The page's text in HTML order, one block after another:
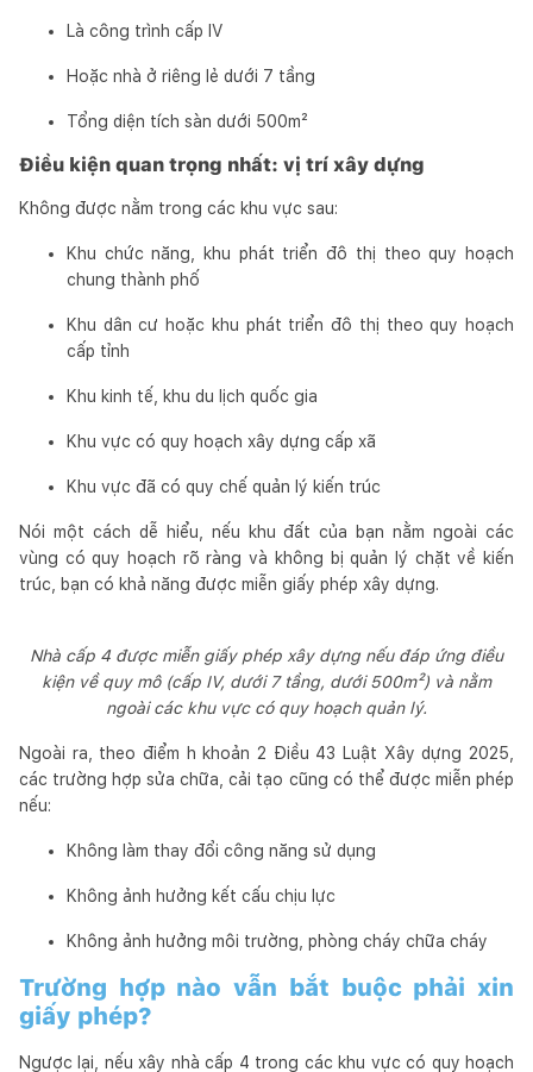
Là công trình cấp IV
Hoặc nhà ở riêng lẻ dưới 7 tầng
Tổng diện tích sàn dưới 500m²
Điều kiện quan trọng nhất: vị trí xây dựng
Không được nằm trong các khu vực sau:
Khu chức năng, khu phát triển đô thị theo quy hoạch
chung thành phố
Khu dân cư hoặc khu phát triển đô thị theo quy hoạch
cấp tỉnh
Khu kinh tế, khu du lịch quốc gia
Khu vực có quy hoạch xây dựng cấp xã
Khu vực đã có quy chế quản lý kiến trúc
Nói một cách dễ hiểu, nếu khu đất của bạn nằm ngoài các
vùng có quy hoạch rõ ràng và không bị quản lý chặt về kiến
trúc, bạn có khả năng được miễn giấy phép xây dựng.
Nhà cấp 4 được miễn giấy phép xây dựng nếu đáp ứng điều
kiện về quy mô (cấp IV, dưới 7 tầng, dưới 500m²) và nằm
ngoài các khu vực có quy hoạch quản lý.
Ngoài ra, theo điểm h khoản 2 Điều 43 Luật Xây dựng 2025,
các trường hợp sửa chữa, cải tạo cũng có thể được miễn phép
nếu:
Không làm thay đổi công năng sử dụng
Không ảnh hưởng kết cấu chịu lực
Không ảnh hưởng môi trường, phòng cháy chữa cháy
Trường hợp nào vẫn bắt buộc phải xin
giấy phép?
Ngược lại, nếu xây nhà cấp 4 trong các khu vực có quy hoạch